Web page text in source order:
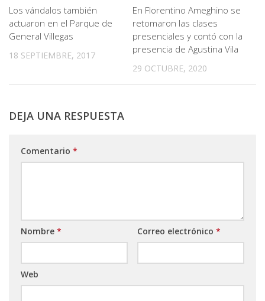
Los vándalos también
actuaron en el Parque de
General Villegas
18 SEPTIEMBRE, 2017
En Florentino Ameghino se
retomaron las clases
presenciales y contó con la
presencia de Agustina Vila
29 OCTUBRE, 2020
DEJA UNA RESPUESTA
Comentario *
Nombre * Correo electrónico *
Web